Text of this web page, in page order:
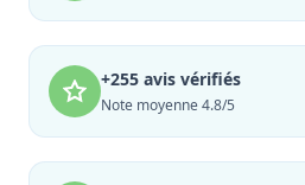
+255 avis vérifiés
Note moyenne 4.8/5